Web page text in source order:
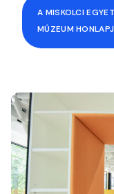
A MISKOLCI
MÚZEUM